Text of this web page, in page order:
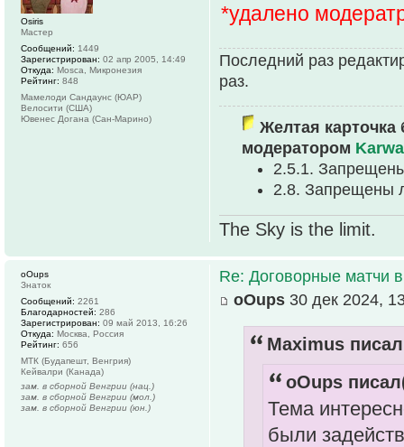
*удалено
Последний раз
раз.
Желтая карточка
модератором
2.5.1.
2.8. Запрещены
The Sky is the limit.
Osiris
Мастер
Сообщений: 1449
Зарегистрирован: 02 апр 2005, 14:49
Откуда: Mosca, Микронезия
Рейтинг: 848
Мамелоди Сандаунс (ЮАР)
Велосити (США)
Ювенес Догана (Сан-Марино)
Re: Договорные матчи
oOups 30 дек 2024,
Maximus
oOups
Тема
были
oOups
Знаток
Сообщений: 2261
Благодарностей: 286
Зарегистрирован: 09 май 2013, 16:26
Откуда: Москва, Россия
Рейтинг: 656
МТК (Будапешт, Венгрия)
Кейвалри (Канада)
зам. в сборной Венгрии (нац.)
зам. в сборной Венгрии (мол.)
зам. в сборной Венгрии (юн.)